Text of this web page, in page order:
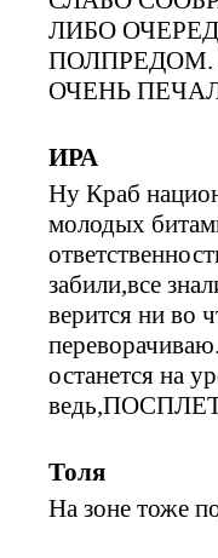
ЛИБО
ПОЛПРЕДОМ.
ОЧЕНЬ
ИРА
Ну Краб
молодых
забили,все
верится ни во
останется на
Толя
На зоне тоже